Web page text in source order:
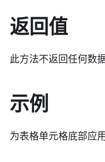
返回值
此方法不返回任何数据
示例
为表格单元格底部应